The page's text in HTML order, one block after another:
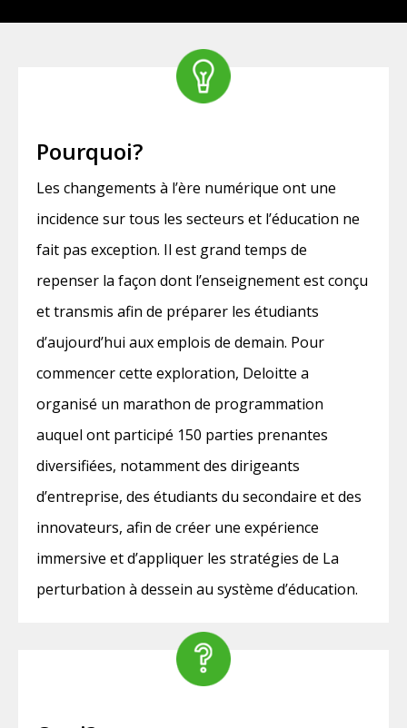
Pourquoi?
Les changements à l’ère numérique ont une
incidence sur tous les secteurs et l’éducation ne
fait pas exception. Il est grand temps de
repenser la façon dont l’enseignement est conçu
et transmis afin de préparer les étudiants
d’aujourd’hui aux emplois de demain. Pour
commencer cette exploration, Deloitte a
organisé un marathon de programmation
auquel ont participé 150 parties prenantes
diversifiées, notamment des dirigeants
d’entreprise, des étudiants du secondaire et des
innovateurs, afin de créer une expérience
immersive et d’appliquer les stratégies de La
perturbation à dessein au système d’éducation.